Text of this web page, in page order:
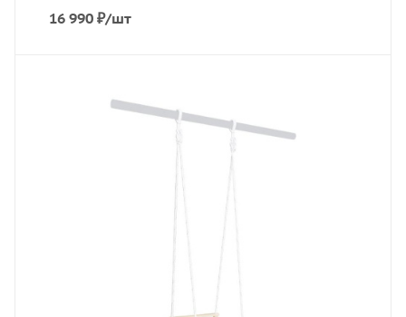
16 990 ₽/шт